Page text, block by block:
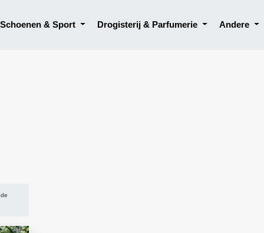
& Sport Drogisterij & Parfumerie Andere